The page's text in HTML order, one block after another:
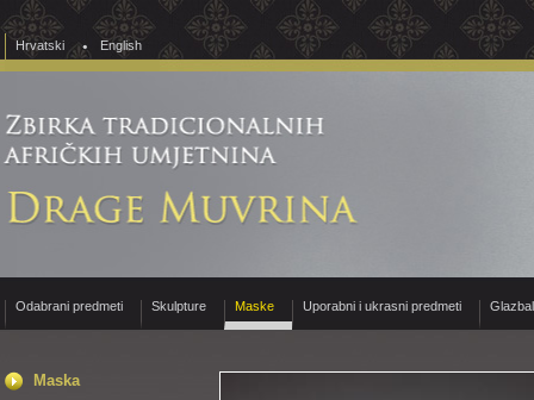
Hrvatski English
Odabrani predmeti Skulpture Maske Uporabni i ukrasni predmeti
Maska